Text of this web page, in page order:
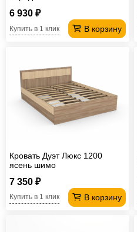
6 930 ₽
В корзину
Купить в 1 клик
Кровать Дуэт Люкс 1200
ясень шимо
7 350 ₽
В корзину
Купить в 1 клик